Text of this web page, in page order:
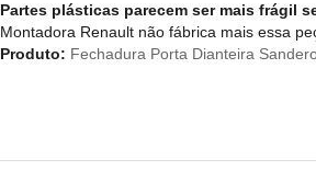
Partes plásticas parecem ser mais frágil
Montadora Renault não fábrica mais essa
Produto: Fechadura Porta Dianteira